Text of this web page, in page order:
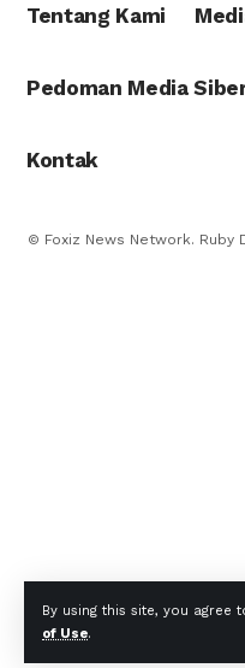
By using this site, you agree
of Use.
Tentang Kami
Pedoman Media
Kontak
© Foxiz News Network. Ruby